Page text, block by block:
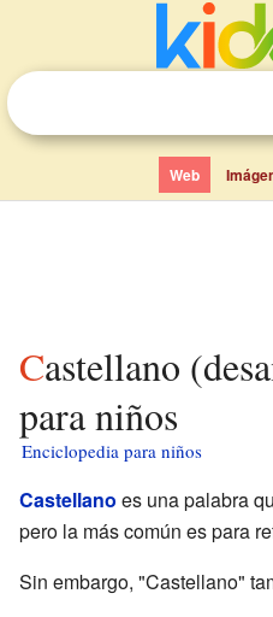
Web
Castellano (desambiguación)
para niños
Enciclopedia para niños
Castellano es una palabra
pero la más común es para
Sin embargo, "Castellano"